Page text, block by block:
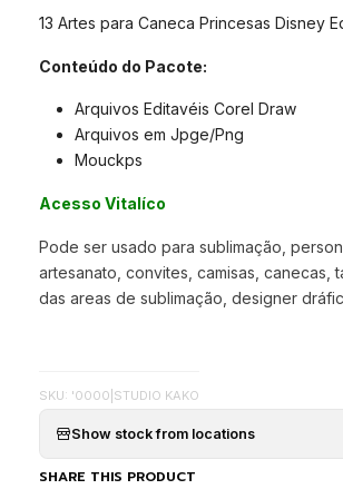
13 Artes para Caneca Princesas Disney
Conteúdo do Pacote:
Arquivos Editavéis Corel Draw
Arquivos em Jpge/Png
Mouckps
Acesso Vitalíco
Pode ser usado para sublimação,
artesanato, convites, camisas, canecas,
das areas de sublimação, designer
SKU: '0000 STUDIO KAKO
Show stock from locations
SHARE THIS PRODUCT